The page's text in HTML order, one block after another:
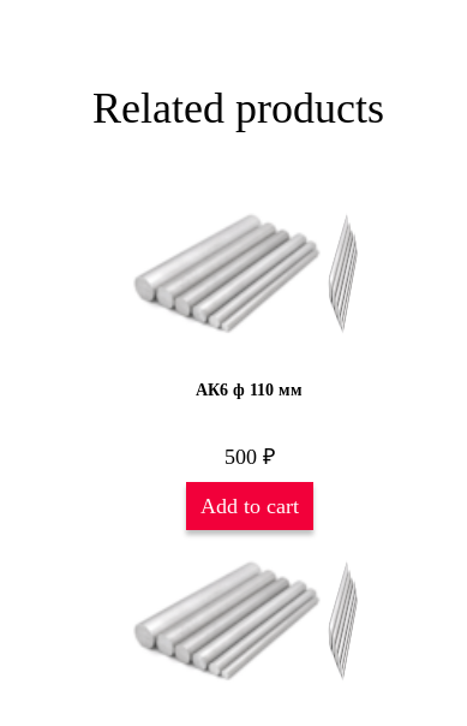
Related products
АК6 ф 110 мм
500 ₽
Add to cart